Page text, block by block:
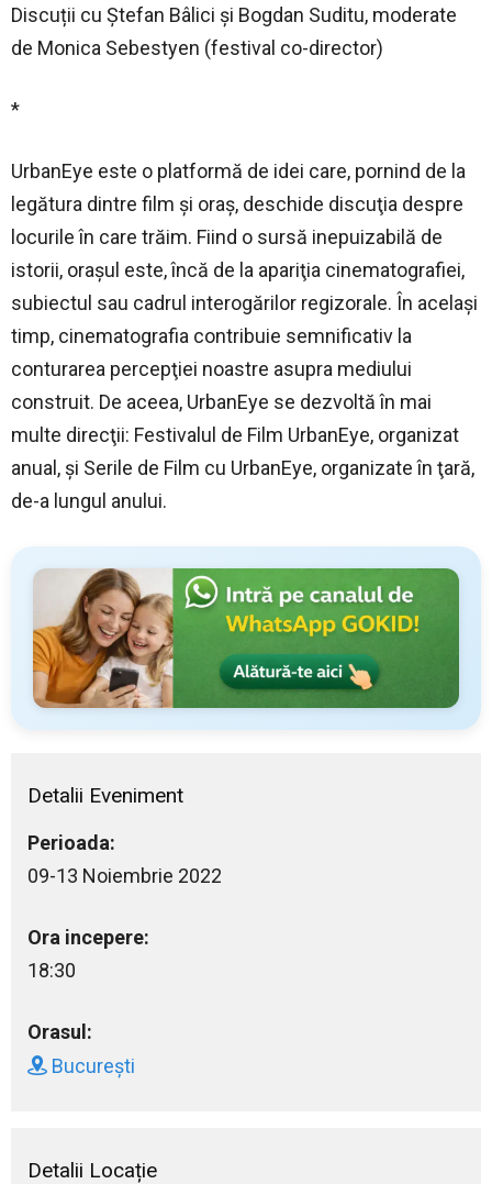
Discuții cu Ștefan Bâlici și Bogdan Suditu, moderate
de Monica Sebestyen (festival co-director)
*
UrbanEye este o platformă de idei care, pornind de la
legătura dintre film şi oraş, deschide discuţia despre
locurile în care trăim. Fiind o sursă inepuizabilă de
istorii, oraşul este, încă de la apariţia cinematografiei,
subiectul sau cadrul interogărilor regizorale. În acelaşi
timp, cinematografia contribuie semnificativ la
conturarea percepţiei noastre asupra mediului
construit. De aceea, UrbanEye se dezvoltă în mai
multe direcţii: Festivalul de Film UrbanEye, organizat
anual, şi Serile de Film cu UrbanEye, organizate în ţară,
de-a lungul anului.
Detalii Eveniment
Perioada:
09-13 Noiembrie 2022
Ora incepere:
18:30
Orasul:
București
Detalii Locație